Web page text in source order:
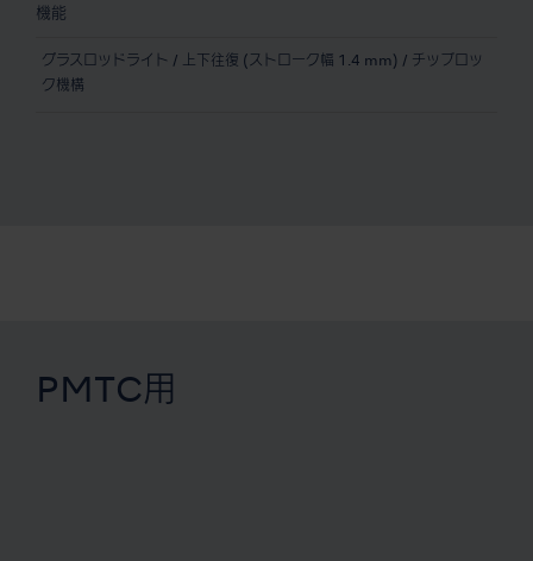
機能
グラスロッドライト / 上下往復 (ストローク幅 1.4 mm) / チップロッ
ク機構
PMTC用